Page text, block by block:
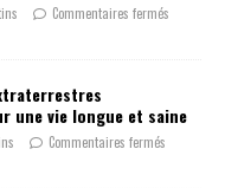
Commentaires fermés
une vie longue et saine
Commentaires fermés